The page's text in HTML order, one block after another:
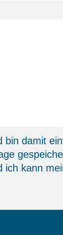
bin damit
ich kann